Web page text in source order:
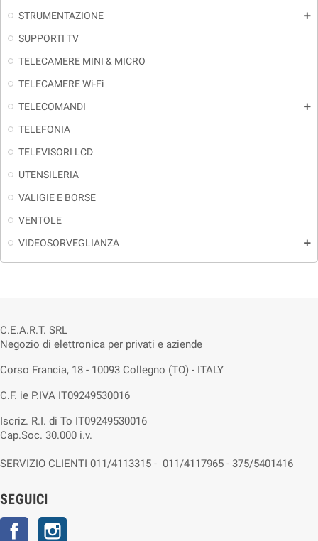
STRUMENTAZIONE
add
SUPPORTI TV
TELECAMERE MINI & MICRO
TELECAMERE Wi-Fi
TELECOMANDI
add
TELEFONIA
TELEVISORI LCD
UTENSILERIA
VALIGIE E BORSE
VENTOLE
VIDEOSORVEGLIANZA
add
C.E.A.R.T. SRL
Negozio di elettronica per privati e aziende
Corso Francia, 18 - 10093 Collegno (TO) - ITALY
C.F. ie P.IVA IT09249530016
Iscriz. R.I. di To IT09249530016
Cap.Soc. 30.000 i.v.
SERVIZIO CLIENTI 011/4113315 - 011/4117965 - 375/5401416
SEGUICI
Facebook